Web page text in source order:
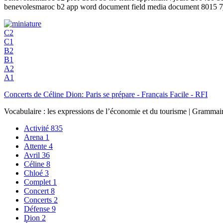
benevolesmaroc b2 app word document field media document
C2
C1
B2
B1
A2
A1
Concerts de Céline Dion: Paris se prépare - Français Facile - RFI
Vocabulaire : les expressions de l’économie et du tourisme |
Activité 835
Arena 1
Attente 4
Avril 36
Céline 8
Chloé 3
Complet 1
Concert 8
Concerts 2
Défense 9
Dion 2